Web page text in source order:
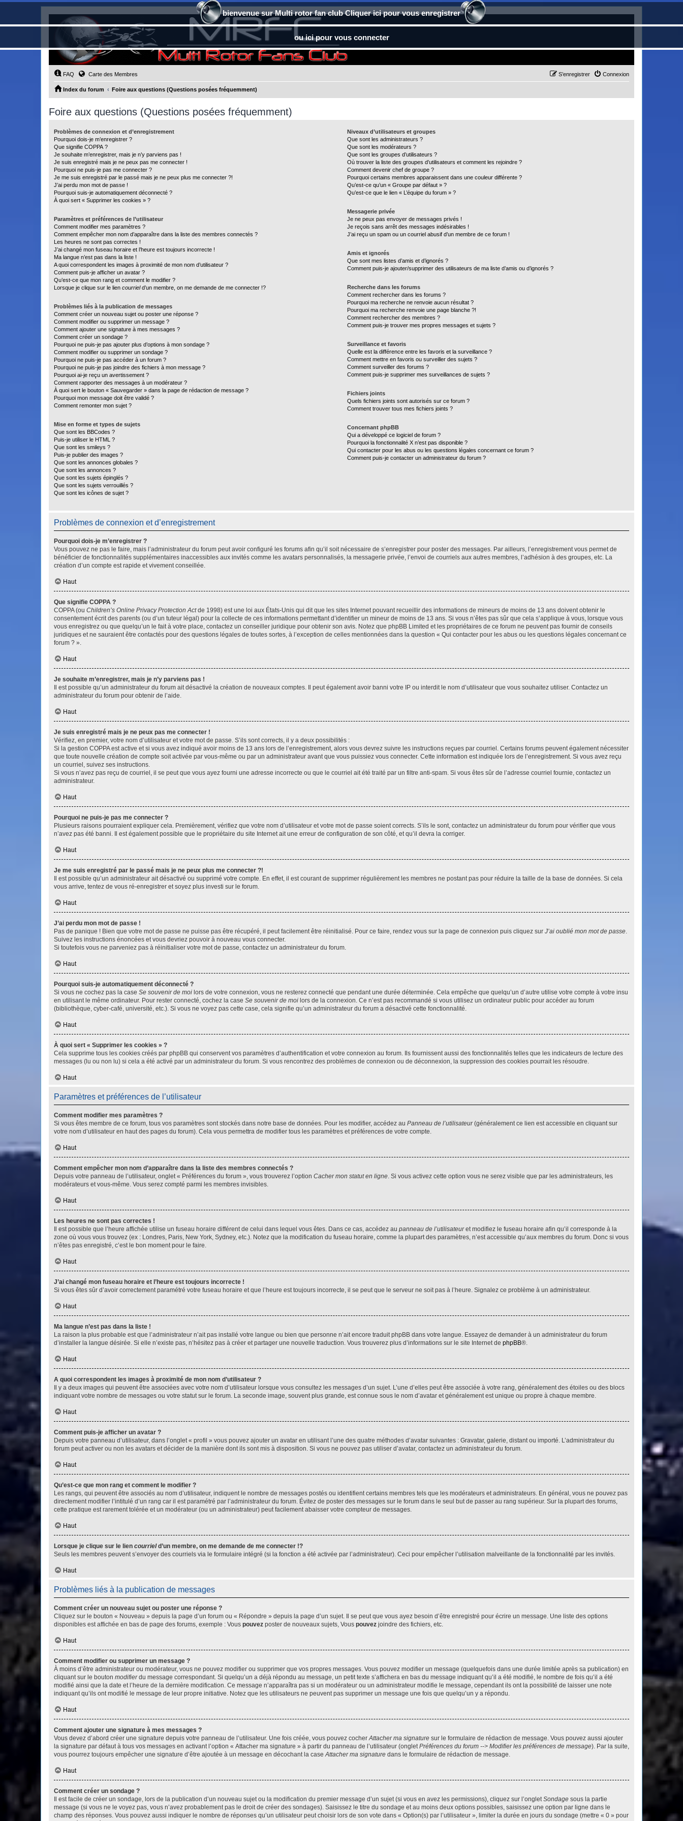
bienvenue sur Multi rotor fan club Cliquer ici pour vous enregistrer
ou ici pour vous connecter
FAQ Carte des Membres Connexion
S’enregistrer
Index du forum Foire aux questions (Questions posées fréquemment)
Foire aux questions (Questions posées fréquemment)
Problèmes de connexion et d’enregistrement
Pourquoi dois-je m’enregistrer ?
Que signifie COPPA ?
Je souhaite m’enregistrer, mais je n’y parviens pas !
Je suis enregistré mais je ne peux pas me connecter !
Pourquoi ne puis-je pas me connecter ?
Je me suis enregistré par le passé mais je ne peux plus me connecter ?!
J’ai perdu mon mot de passe !
Pourquoi suis-je automatiquement déconnecté ?
À quoi sert « Supprimer les cookies » ?
Paramètres et préférences de l’utilisateur
Comment modifier mes paramètres ?
Comment empêcher mon nom d’apparaître dans la liste des membres connectés ?
Les heures ne sont pas correctes !
J’ai changé mon fuseau horaire et l’heure est toujours incorrecte !
Ma langue n’est pas dans la liste !
A quoi correspondent les images à proximité de mon nom d’utilisateur ?
Comment puis-je afficher un avatar ?
Qu’est-ce que mon rang et comment le modifier ?
Lorsque je clique sur le lien courrield’un membre, on me demande de me connecter !?
Problèmes liés à la publication de messages
Comment créer un nouveau sujet ou poster une réponse ?
Comment modifier ou supprimer un message ?
Comment ajouter une signature à mes messages ?
Comment créer un sondage ?
Pourquoi ne puis-je pas ajouter plus d’options à mon sondage ?
Comment modifier ou supprimer un sondage ?
Pourquoi ne puis-je pas accéder à un forum ?
Pourquoi ne puis-je pas joindre des fichiers à mon message ?
Pourquoi ai-je reçu un avertissement ?
Comment rapporter des messages à un modérateur ?
À quoi sert le bouton « Sauvegarder » dans la page de rédaction de message ?
Pourquoi mon message doit être validé ?
Comment remonter mon sujet ?
Mise en forme et types de sujets
Que sont les BBCodes ?
Puis-je utiliser le HTML ?
Que sont les smileys ?
Puis-je publier des images ?
Que sont les annonces globales ?
Que sont les annonces ?
Que sont les sujets épinglés ?
Que sont les sujets verrouillés ?
Que sont les icônes de sujet ?
Niveaux d’utilisateurs et groupes
Que sont les administrateurs ?
Que sont les modérateurs ?
Que sont les groupes d’utilisateurs ?
Où trouver la liste des groupes d’utilisateurs et comment les rejoindre ?
Comment devenir chef de groupe ?
Pourquoi certains membres apparaissent dans une couleur différente ?
Qu’est-ce qu’un « Groupe par défaut » ?
Qu’est-ce que le lien « L’équipe du forum » ?
Messagerie privée
Je ne peux pas envoyer de messages privés !
Je reçois sans arrêt des messages indésirables !
J’ai reçu un spam ou un courriel abusif d’un membre de ce forum !
Amis et ignorés
Que sont mes listes d’amis et d’ignorés ?
Comment puis-je ajouter/supprimer des utilisateurs de ma liste d’amis ou d’ignorés ?
Recherche dans les forums
Comment rechercher dans les forums ?
Pourquoi ma recherche ne renvoie aucun résultat ?
Pourquoi ma recherche renvoie une page blanche ?!
Comment rechercher des membres ?
Comment puis-je trouver mes propres messages et sujets ?
Surveillance et favoris
Quelle est la différence entre les favoris et la surveillance ?
Comment mettre en favoris ou surveiller des sujets ?
Comment surveiller des forums ?
Comment puis-je supprimer mes surveillances de sujets ?
Fichiers joints
Quels fichiers joints sont autorisés sur ce forum ?
Comment trouver tous mes fichiers joints ?
Concernant phpBB
Qui a développé ce logiciel de forum ?
Pourquoi la fonctionnalité X n’est pas disponible ?
Qui contacter pour les abus ou les questions légales concernant ce forum ?
Comment puis-je contacter un administrateur du forum ?
Problèmes de connexion et d’enregistrement
Pourquoi dois-je m’enregistrer ?
Vous pouvez ne pas le faire, mais l’administrateur du forum peut avoir configuré les forums afin qu’il soit nécessaire de s’enregistrer pour poster des messages. Par ailleurs, l’enregistrement vous permet de
bénéficier de fonctionnalités supplémentaires inaccessibles aux invités comme les avatars personnalisés, la messagerie privée, l’envoi de courriels aux autres membres, l’adhésion à des groupes, etc. La
création d’un compte est rapide et vivement conseillée.
Haut
Que signifie COPPA ?
COPPA (ou Children’s Online Privacy Protection Actde 1998) est une loi aux États-Unis qui dit que les sites Internet pouvant recueillir des informations de mineurs de moins de 13 ans doivent obtenir le
consentement écrit des parents (ou d’un tuteur légal) pour la collecte de ces informations permettant d’identifier un mineur de moins de 13 ans. Si vous n’êtes pas sûr que cela s’applique à vous, lorsque vous
vous enregistrez ou que quelqu’un le fait à votre place, contactez un conseiller juridique pour obtenir son avis. Notez que phpBB Limited et les propriétaires de ce forum ne peuvent pas fournir de conseils
juridiques et ne sauraient être contactés pour des questions légales de toutes sortes, à l’exception de celles mentionnées dans la question « Qui contacter pour les abus ou les questions légales concernant ce
forum ? ».
Haut
Je souhaite m’enregistrer, mais je n’y parviens pas !
Il est possible qu’un administrateur du forum ait désactivé la création de nouveaux comptes. Il peut également avoir banni votre IP ou interdit le nom d’utilisateur que vous souhaitez utiliser. Contactez un
administrateur du forum pour obtenir de l’aide.
Haut
Je suis enregistré mais je ne peux pas me connecter !
Vérifiez, en premier, votre nom d’utilisateur et votre mot de passe. S’ils sont corrects, il y a deux possibilités :
Si la gestion COPPA est active et si vous avez indiqué avoir moins de 13 ans lors de l’enregistrement, alors vous devrez suivre les instructions reçues par courriel. Certains forums peuvent également nécessiter
que toute nouvelle création de compte soit activée par vous-même ou par un administrateur avant que vous puissiez vous connecter. Cette information est indiquée lors de l’enregistrement. Si vous avez reçu
un courriel, suivez ses instructions.
Si vous n’avez pas reçu de courriel, il se peut que vous ayez fourni une adresse incorrecte ou que le courriel ait été traité par un filtre anti-spam. Si vous êtes sûr de l’adresse courriel fournie, contactez un
administrateur.
Haut
Pourquoi ne puis-je pas me connecter ?
Plusieurs raisons pourraient expliquer cela. Premièrement, vérifiez que votre nom d’utilisateur et votre mot de passe soient corrects. S’ils le sont, contactez un administrateur du forum pour vérifier que vous
n’avez pas été banni. Il est également possible que le propriétaire du site Internet ait une erreur de configuration de son côté, et qu’il devra la corriger.
Haut
Je me suis enregistré par le passé mais je ne peux plus me connecter ?!
Il est possible qu’un administrateur ait désactivé ou supprimé votre compte. En effet, il est courant de supprimer régulièrement les membres ne postant pas pour réduire la taille de la base de données. Si cela
vous arrive, tentez de vous ré-enregistrer et soyez plus investi sur le forum.
Haut
J’ai perdu mon mot de passe !
Pas de panique ! Bien que votre mot de passe ne puisse pas être récupéré, il peut facilement être réinitialisé. Pour ce faire, rendez vous sur la page de connexion puis cliquez sur J’ai oublié mon mot de passe.
Suivez les instructions énoncées et vous devriez pouvoir à nouveau vous connecter.
Si toutefois vous ne parveniez pas à réinitialiser votre mot de passe, contactez un administrateur du forum.
Haut
Pourquoi suis-je automatiquement déconnecté ?
Si vous ne cochez pas la case Se souvenir de moi lors de votre connexion, vous ne resterez connecté que pendant une durée déterminée. Cela empêche que quelqu’un d’autre utilise votre compte à votre insu
en utilisant le même ordinateur. Pour rester connecté, cochez la case Se souvenir de moi lors de la connexion. Ce n’est pas recommandé si vous utilisez un ordinateur public pour accéder au forum
(bibliothèque, cyber-café, université, etc.). Si vous ne voyez pas cette case, cela signifie qu’un administrateur du forum a désactivé cette fonctionnalité.
Haut
À quoi sert « Supprimer les cookies » ?
Cela supprime tous les cookies créés par phpBB qui conservent vos paramètres d’authentification et votre connexion au forum. Ils fournissent aussi des fonctionnalités telles que les indicateurs de lecture des
messages (lu ou non lu) si cela a été activé par un administrateur du forum. Si vous rencontrez des problèmes de connexion ou de déconnexion, la suppression des cookies pourrait les résoudre.
Haut
Paramètres et préférences de l’utilisateur
Comment modifier mes paramètres ?
Si vous êtes membre de ce forum, tous vos paramètres sont stockés dans notre base de données. Pour les modifier, accédez au Panneau de l’utilisateur(généralement ce lien est accessible en cliquant sur
votre nom d’utilisateur en haut des pages du forum). Cela vous permettra de modifier tous les paramètres et préférences de votre compte.
Haut
Comment empêcher mon nom d’apparaître dans la liste des membres connectés ?
Depuis votre panneau de l’utilisateur, onglet « Préférences du forum », vous trouverez l’option Cacher mon statut en ligne. Si vous activez cette option vous ne serez visible que par les administrateurs, les
modérateurs et vous-même. Vous serez compté parmi les membres invisibles.
Haut
Les heures ne sont pas correctes !
Il est possible que l’heure affichée utilise un fuseau horaire différent de celui dans lequel vous êtes. Dans ce cas, accédez au panneau de l’utilisateuret modifiez le fuseau horaire afin qu’il corresponde à la
zone où vous vous trouvez (ex : Londres, Paris, New York, Sydney, etc.). Notez que la modification du fuseau horaire, comme la plupart des paramètres, n’est accessible qu’aux membres du forum. Donc si vous
n’êtes pas enregistré, c’est le bon moment pour le faire.
Haut
J’ai changé mon fuseau horaire et l’heure est toujours incorrecte !
Si vous êtes sûr d’avoir correctement paramétré votre fuseau horaire et que l’heure est toujours incorrecte, il se peut que le serveur ne soit pas à l’heure. Signalez ce problème à un administrateur.
Haut
Ma langue n’est pas dans la liste !
La raison la plus probable est que l’administrateur n’ait pas installé votre langue ou bien que personne n’ait encore traduit phpBB dans votre langue. Essayez de demander à un administrateur du forum
d’installer la langue désirée. Si elle n’existe pas, n’hésitez pas à créer et partager une nouvelle traduction. Vous trouverez plus d’informations sur le site Internet de phpBB®.
Haut
A quoi correspondent les images à proximité de mon nom d’utilisateur ?
Il y a deux images qui peuvent être associées avec votre nom d’utilisateur lorsque vous consultez les messages d’un sujet. L’une d’elles peut être associée à votre rang, généralement des étoiles ou des blocs
indiquant votre nombre de messages ou votre statut sur le forum. La seconde image, souvent plus grande, est connue sous le nom d’avatar et généralement est unique ou propre à chaque membre.
Haut
Comment puis-je afficher un avatar ?
Depuis votre panneau d’utilisateur, dans l’onglet « profil » vous pouvez ajouter un avatar en utilisant l’une des quatre méthodes d’avatar suivantes : Gravatar, galerie, distant ou importé. L’administrateur du
forum peut activer ou non les avatars et décider de la manière dont ils sont mis à disposition. Si vous ne pouvez pas utiliser d’avatar, contactez un administrateur du forum.
Haut
Qu’est-ce que mon rang et comment le modifier ?
Les rangs, qui peuvent être associés au nom d’utilisateur, indiquent le nombre de messages postés ou identifient certains membres tels que les modérateurs et administrateurs. En général, vous ne pouvez pas
directement modifier l’intitulé d’un rang car il est paramétré par l’administrateur du forum. Évitez de poster des messages sur le forum dans le seul but de passer au rang supérieur. Sur la plupart des forums,
cette pratique est rarement tolérée et un modérateur (ou un administrateur) peut facilement abaisser votre compteur de messages.
Haut
Lorsque je clique sur le lien courrield’un membre, on me demande de me connecter !?
Seuls les membres peuvent s’envoyer des courriels via le formulaire intégré (si la fonction a été activée par l’administrateur). Ceci pour empêcher l’utilisation malveillante de la fonctionnalité par les invités.
Haut
Problèmes liés à la publication de messages
Comment créer un nouveau sujet ou poster une réponse ?
Cliquez sur le bouton « Nouveau » depuis la page d’un forum ou « Répondre » depuis la page d’un sujet. Il se peut que vous ayez besoin d’être enregistré pour écrire un message. Une liste des options
disponibles est affichée en bas de page des forums, exemple : Vous pouvez poster de nouveaux sujets, Vous pouvez joindre des fichiers, etc.
Haut
Comment modifier ou supprimer un message ?
À moins d’être administrateur ou modérateur, vous ne pouvez modifier ou supprimer que vos propres messages. Vous pouvez modifier un message (quelquefois dans une durée limitée après sa publication) en
cliquant sur le bouton modifierdu message correspondant. Si quelqu’un a déjà répondu au message, un petit texte s’affichera en bas du message indiquant qu’il a été modifié, le nombre de fois qu’il a été
modifié ainsi que la date et l’heure de la dernière modification. Ce message n’apparaîtra pas si un modérateur ou un administrateur modifie le message, cependant ils ont la possibilité de laisser une note
indiquant qu’ils ont modifié le message de leur propre initiative. Notez que les utilisateurs ne peuvent pas supprimer un message une fois que quelqu’un y a répondu.
Haut
Comment ajouter une signature à mes messages ?
Vous devez d’abord créer une signature depuis votre panneau de l’utilisateur. Une fois créée, vous pouvez cocherAttacher ma signature sur le formulaire de rédaction de message. Vous pouvez aussi ajouter
la signature par défaut à tous vos messages en activant l’option « Attacher ma signature » à partir du panneau de l’utilisateur (ongletPréférences du forum --> Modifier les préférences de message). Par la suite,
vous pourrez toujours empêcher une signature d’être ajoutée à un message en décochant la caseAttacher ma signature dans le formulaire de rédaction de message.
Haut
Comment créer un sondage ?
Il est facile de créer un sondage, lors de la publication d’un nouveau sujet ou la modification du premier message d’un sujet (si vous en avez les permissions), cliquez sur l’ongletSondage sous la partie
message (si vous ne le voyez pas, vous n’avez probablement pas le droit de créer des sondages). Saisissez le titre du sondage et au moins deux options possibles, saisissez une option par ligne dans le
champ des réponses. Vous pouvez aussi indiquer le nombre de réponses qu’un utilisateur peut choisir lors de son vote dans « Option(s) par l’utilisateur », limiter la durée en jours du sondage (mettre « 0 » pour